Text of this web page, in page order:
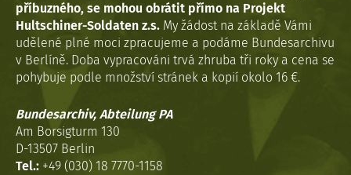
příbuzného, se mohou obrátit přímo na Projekt
Hultschiner-Soldaten z.s. My žádost na základě Vámi
udělené plné moci zpracujeme a podáme Bundesarchivu
v Berlíně. Doba vypracováni trvá zhruba tři roky a cena se
pohybuje podle množství stránek a kopií okolo 16 €.
Bundesarchiv, Abteilung PA
Am Borsigturm 130
D-13507 Berlin
Tel.: +49 (030) 18 7770-1158